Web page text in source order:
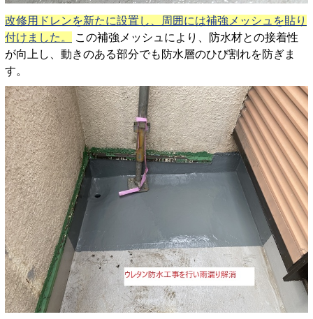
改修用ドレンを新たに設置し、周囲には補強メッシュを貼り
付けました。
この補強メッシュにより、防水材との接着性
が向上し、動きのある部分でも防水層のひび割れを防ぎま
す。